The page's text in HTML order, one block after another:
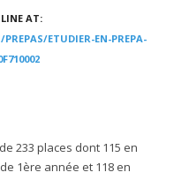
AT:
ETUDIER-EN-PREPA-
233 places dont 115 en
1ère année et 118 en